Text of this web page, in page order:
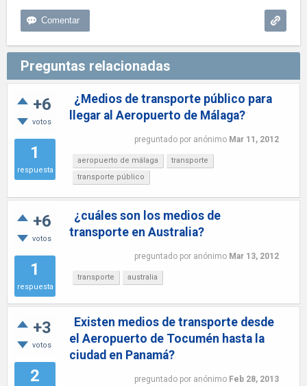
Preguntas relacionadas
+6
votos
1
respuesta
¿Medios de transporte público para
llegar al Aeropuerto de Málaga?
preguntado por anónimo Mar 11, 2012
aeropuerto de málaga
transporte
transporte público
+6
votos
1
respuesta
¿cuáles son los medios de
transporte en Australia?
preguntado por anónimo Mar 13, 2012
transporte australia
+3
votos
2
Existen medios de transporte desde
el Aeropuerto de Tocumén hasta la
ciudad en Panamá?
preguntado por anónimo Feb 28, 2013